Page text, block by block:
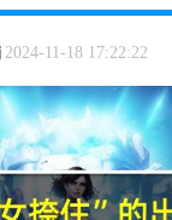
2024-11-18 17:22:22